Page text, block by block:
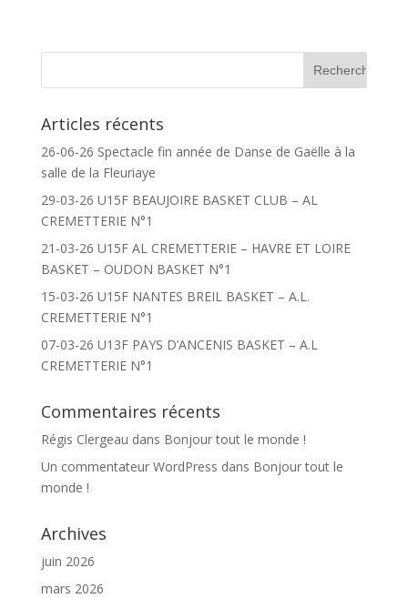
Articles récents
26-06-26 Spectacle fin année de Danse de Gaëlle à la
salle de la Fleuriaye
29-03-26 U15F BEAUJOIRE BASKET CLUB – AL
CREMETTERIE N°1
21-03-26 U15F AL CREMETTERIE – HAVRE ET LOIRE
BASKET – OUDON BASKET N°1
15-03-26 U15F NANTES BREIL BASKET – A.L.
CREMETTERIE N°1
07-03-26 U13F PAYS D’ANCENIS BASKET – A.L
CREMETTERIE N°1
Commentaires récents
Régis Clergeau dans Bonjour tout le monde !
Un commentateur WordPress dans Bonjour tout le
monde !
Archives
juin 2026
mars 2026